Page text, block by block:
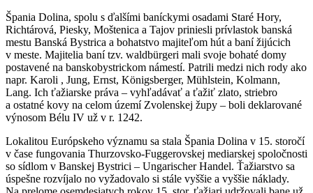
Špania Dolina, spolu s ďalšími baníckymi osadami Staré Hory,
Richtárová, Piesky, Moštenica a Tajov priniesli prívlastok banská
mestu Banská Bystrica a bohatstvo majiteľom hút a baní žijúcich
v meste. Majitelia baní tzv. waldbürgeri mali svoje bohaté domy
postavené na banskobystrickom námestí. Patrili medzi nich rody ako
napr. Karoli , Jung, Ernst, Königsberger, Mühlstein, Kolmann,
Lang. Ich ťažiarske práva – vyhľadávať a ťažiť zlato, striebro
a ostatné kovy na celom území Zvolenskej župy – boli deklarované
výnosom Bélu IV už v r. 1242.
Lokalitou Európskeho významu sa stala Špania Dolina v 15. storočí
v čase fungovania Thurzovsko-Fuggerovskej mediarskej spoločnosti
so sídlom v Banskej Bystrici – Ungarischer Handel. Ťažiarstvo sa
úspešne rozvíjalo no vyžadovalo si stále vyššie a vyššie náklady.